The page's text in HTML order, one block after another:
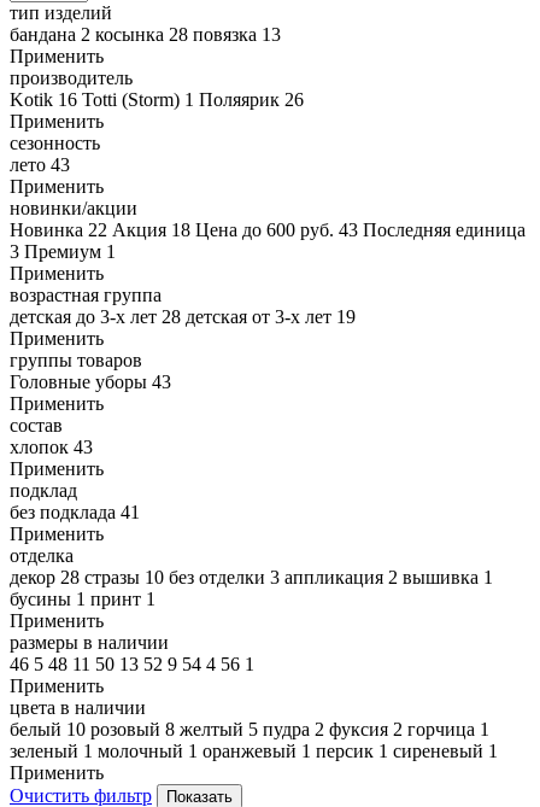
тип изделий
бандана 2 косынка 28 повязка 13
Применить
производитель
Kotik 16 Totti (Storm) 1 Поляярик 26
Применить
сезонность
лето 43
Применить
новинки/акции
Новинка 22 Акция 18 Цена до 600 руб. 43 Последняя единица
3 Премиум 1
Применить
возрастная группа
детская до 3-х лет 28 детская от 3-х лет 19
Применить
группы товаров
Головные уборы 43
Применить
состав
хлопок 43
Применить
подклад
без подклада 41
Применить
отделка
декор 28 стразы 10 без отделки 3 аппликация 2 вышивка 1
бусины 1 принт 1
Применить
размеры в наличии
46 5 48 11 50 13 52 9 54 4 56 1
Применить
цвета в наличии
белый 10 розовый 8 желтый 5 пудра 2 фуксия 2 горчица 1
зеленый 1 молочный 1 оранжевый 1 персик 1 сиреневый 1
Применить
Очистить фильтр